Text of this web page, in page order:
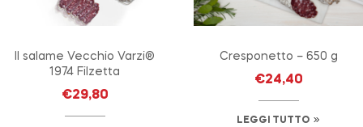
Il salame Vecchio Varzi®
1974 Filzetta
€29,80
Cresponetto – 650 g
€24,40
LEGGI TUTTO